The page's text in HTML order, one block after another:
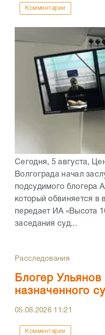
Комментарии
Сегодня, 5 августа,
Волгограда начал
подсудимого блогера
который обвиняется в
передает ИА «Высота
заседания суд...
Расследования
Блогер
назначенного
05.08.2026 11:21
Комментарии